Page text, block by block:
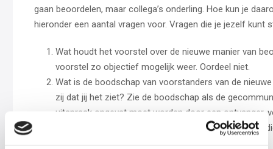
gaan beoordelen, maar collega’s onderling. Hoe kun je
hieronder een aantal vragen voor. Vragen die je jezelf kunt
Wat houdt het voorstel over de nieuwe manier van
voorstel zo objectief mogelijk weer. Oordeel niet.
Wat is de boodschap van voorstanders van de
zij dat jij het ziet? Zie de boodschap als de
uitspraak opgevat moet worden door een ontvanger,
tussen de inhoud van het voorstel en de boodschap
overbrengt.